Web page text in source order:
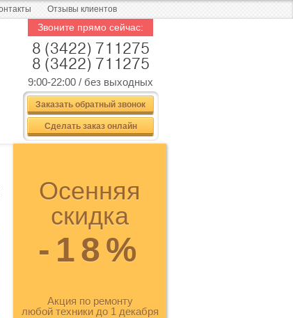
Отзывы клиентов
Звоните прямо сейчас:
8 (3422) 711275
8 (3422) 711275
9:00-22:00 / без выходных
Заказать обратный звонок
Сделать заказ онлайн
Осенняя
скидка
-18%
Акция по ремонту
любой техники до 1 декабря